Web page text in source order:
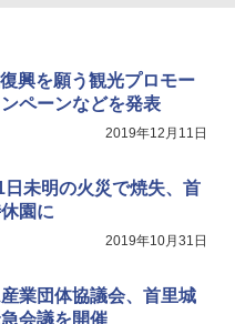
レクション 山善] 傘みたいに
ッとサッとテント ブラックコ
クローズ メッシュ 3-4人用
プアップテント エクルベージ
ックコーティング フルクロ
人用 簡単設置 ポップアップ
保冷剤 日本製 固まらない 1
個セット (2個セット)
トイレテント 透けない【換気
(ブルー)
興を願う観光プロモー
ペーンなどを発表
2019年12月11日
未明の火災で焼失、首
園に
2019年10月31日
業団体協議会、首里城
会議を開催